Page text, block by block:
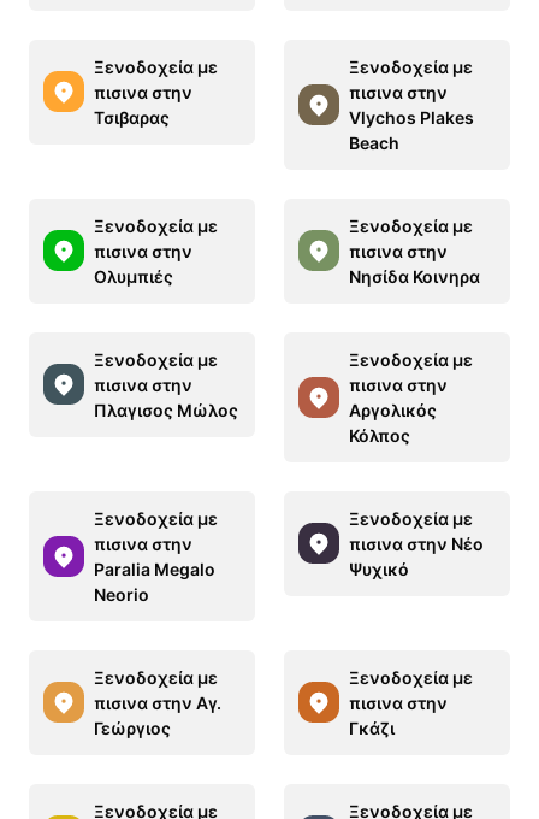
Ξενοδοχεία με
πισινα στην
Τσιβαρας
Ξενοδοχεία με
πισινα στην
Vlychos Plakes
Beach
Ξενοδοχεία με
πισινα στην
Ολυμπιές
Ξενοδοχεία με
πισινα στην
Νησίδα Κοινηρα
Ξενοδοχεία με
πισινα στην
Πλαγισος Μώλος
Ξενοδοχεία με
πισινα στην
Αργολικός
Κόλπος
Ξενοδοχεία με
πισινα στην
Paralia Megalo
Neorio
Ξενοδοχεία με
πισινα στην Νέο
Ψυχικό
Ξενοδοχεία με
πισινα στην Αγ.
Γεώργιος
Ξενοδοχεία με
πισινα στην
Γκάζι
Ξενοδοχεία με
Ξενοδοχεία με